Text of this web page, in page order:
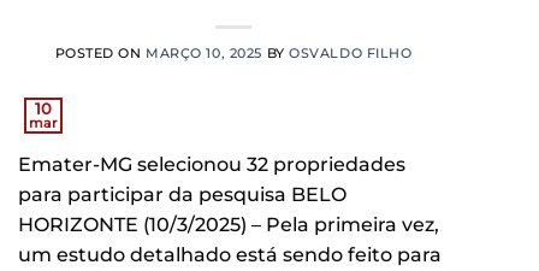
POSTED ON MARÇO 10, 2025 BYOSVALDO FILHO
10
mar
Emater-MG selecionou 32 propriedades
para participar da pesquisa BELO
HORIZONTE (10/3/2025) – Pela primeira vez,
um estudo detalhado está sendo feito para